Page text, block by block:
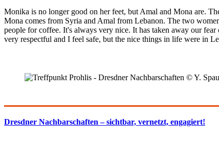
Monika is no longer good on her feet, but Amal and Mona are.
Mona comes from Syria and Amal from Lebanon. The two
people for coffee. It's always very nice. It has taken away our
very respectful and I feel safe, but the nice things in life were in
Dresdner Nachbarschaften – sichtbar, vernetzt, engagiert!